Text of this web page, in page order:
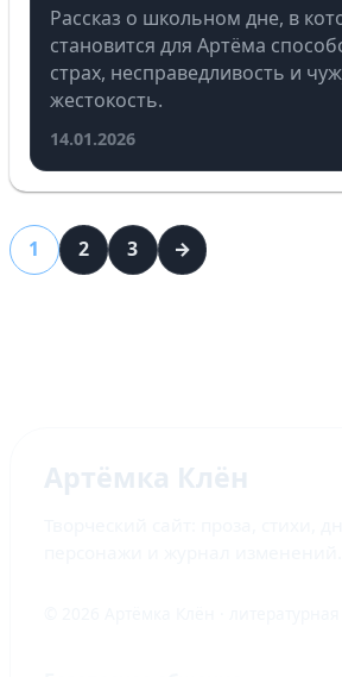
Рассказ о школьном дне, в
становится для Артёма
страх, несправедливость и
жестокость.
14.01.2026
1 2 3 →